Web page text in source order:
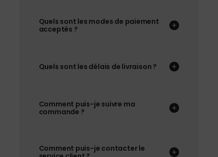
Quels sont les modes de paiement
acceptés ?
Quels sont les délais de livraison ?
Comment puis-je suivre ma
commande ?
Comment puis-je contacter le